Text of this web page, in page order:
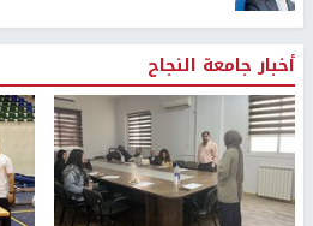
أبناء.
ولفت إلى أنّ عشرة أسرى يواصلون إضرابهم
جانب المعتقل الأخرس، منهم ثمانية